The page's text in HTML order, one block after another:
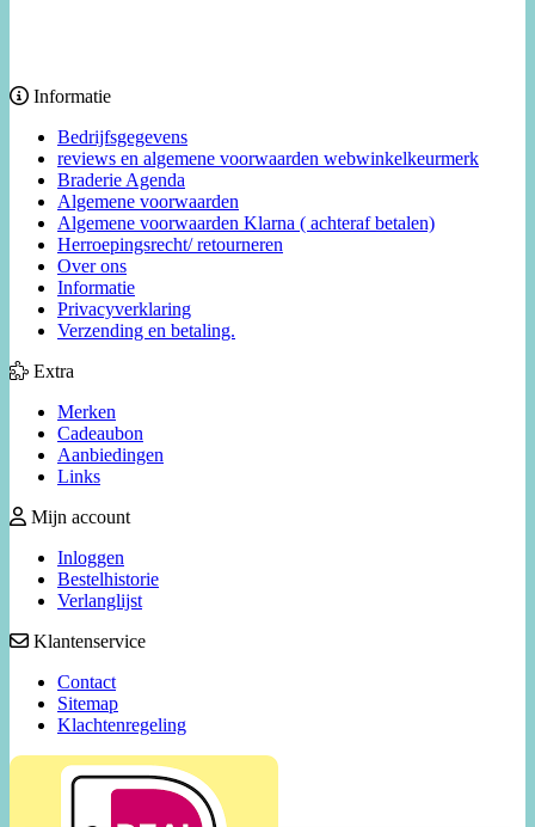
Informatie
Bedrijfsgegevens
reviews en algemene voorwaarden webwinkelkeurmerk
Braderie Agenda
Algemene voorwaarden
Algemene voorwaarden Klarna ( achteraf betalen)
Herroepingsrecht/ retourneren
Over ons
Informatie
Privacyverklaring
Verzending en betaling.
Extra
Merken
Cadeaubon
Aanbiedingen
Links
Mijn account
Inloggen
Bestelhistorie
Verlanglijst
Klantenservice
Contact
Sitemap
Klachtenregeling